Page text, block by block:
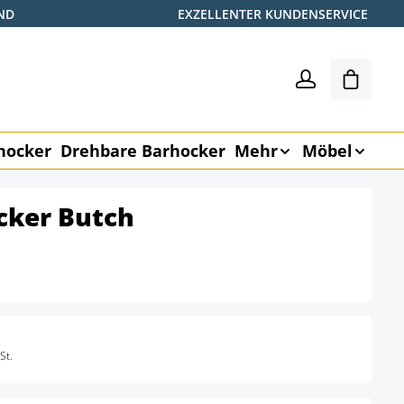
EXZELLENTER KUNDENSERVICE
Drehbare Barhocker Mehr Möbel
Butch